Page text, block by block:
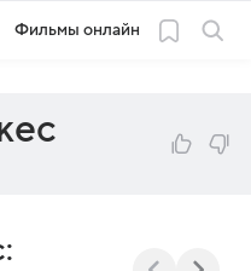
Фильмы онлайн